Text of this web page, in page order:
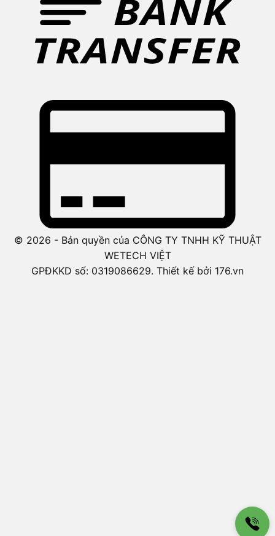
© 2026 - Bản quyền của CÔNG TY TNHH KỸ THUẬT
WETECH VIỆT
GPĐKKD số: 0319086629. Thiết kế bởi 176.vn